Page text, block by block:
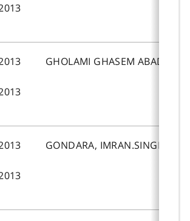
GHOLAMI GHASEM ABADI,
GONDARA, IMRAN.SINGH.